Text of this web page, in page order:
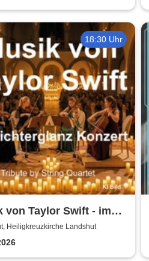
18:30 Uhr
von Taylor Swift - im
Konzert - Tribute
Quartet
Heiligkreuzkirche Landshut